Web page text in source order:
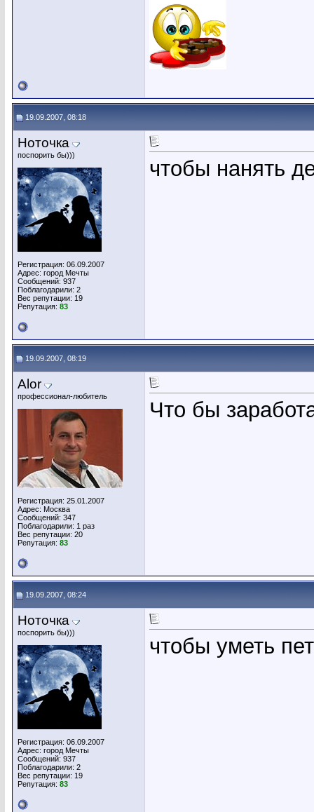
19.09.2007, 08:18
Ноточка
поспорить бы)))
Регистрация: 06.09.2007
Адрес: город Мечты
Сообщений: 937
Поблагодарили: 2
Вес репутации: 19
Репутация: 83
чтобы нанять
19.09.2007, 08:19
Alor
профессионал-любитель
Регистрация: 25.01.2007
Адрес: Москва
Сообщений: 347
Поблагодарили: 1 раз
Вес репутации: 20
Репутация: 83
Что бы
19.09.2007, 08:24
Ноточка
поспорить бы)))
Регистрация: 06.09.2007
Адрес: город Мечты
Сообщений: 937
Поблагодарили: 2
Вес репутации: 19
Репутация: 83
чтобы уметь